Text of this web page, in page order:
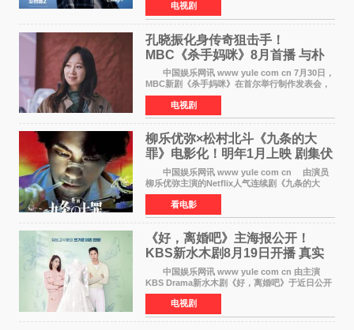
完全体强势回归。该剧第一季曾被《纽约时报》
评选为全球最佳影集之一
电视剧
孔晓振化身传奇狙击手！
MBC《杀手妈咪》8月首播 与朴
恩斌展开收视对决
中国娱乐网讯 www yule com cn 7月30日，
MBC新剧《杀手妈咪》在首尔举行制作发表会，
主演孔晓振、郑准元、李相二、无真星、崔宇
成、李银泉等人一同出席，为新剧宣传造势。这
是孔晓振继《毛骨
电视剧
柳乐优弥×松村北斗《九条的大
罪》电影化！明年1月上映 剧集伏
笔将全面揭晓
中国娱乐网讯 www yule com cn 由演员
柳乐优弥主演的Netflix人气连续剧《九条的大
罪》正式宣布改编为电影，将于明年1月8日全国
上映。柳乐优弥与SixTONES松村北斗再度联
手，为观众带来这部
看电影
《好，离婚吧》主海报公开！
KBS新水木剧8月19日开播 真实
离婚体验记来袭
中国娱乐网讯 www yule com cn 由主演
KBS Drama新水木剧《好，离婚吧》于近日公开
主海报，正式进入开播倒计时。 海报中，男
女主角背对背站立，各自望向不同方向，中央的
空白与冷漠的表情
电视剧